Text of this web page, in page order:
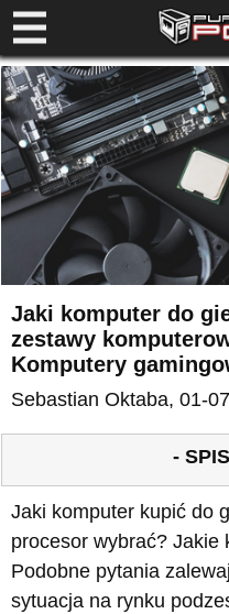
Jaki komputer do
zestawy
Komputery
Sebastian Oktaba, 01-
-
Jaki komputer kupić do
procesor wybrać? Jakie
Podobne pytania
sytuacja na rynku